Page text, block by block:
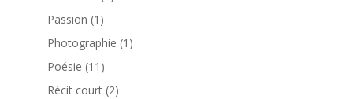
Passion (1)
Photographie (1)
Poésie (11)
Récit court (2)